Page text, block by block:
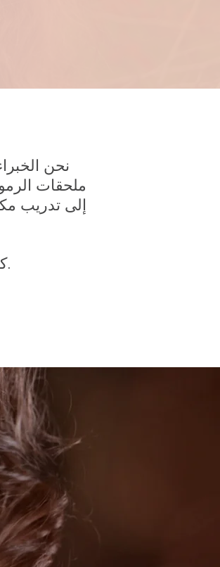
ملحقات
إلى تدريب
كمعاملة خاصة ، يتلقى جميع عملائنا أيضًا تدليكًا مجانيًا (تطبق الشروط والأحكام).